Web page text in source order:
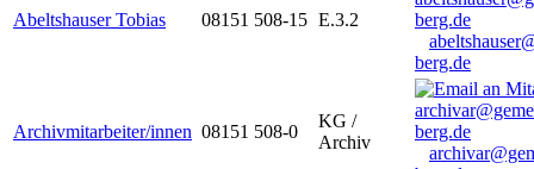
Abeltshauser Tobias 08151 508-15 E.3.2
berg.de
Archivmitarbeiter/innen 08151 508-0
KG /
Archiv